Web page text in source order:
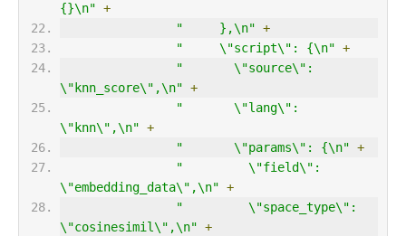
{}\n" +
"     },\n" +
"     \"script\": {\n" +
"       \"source\":
\"knn_score\",\n" +
"       \"lang\":
\"knn\",\n" +
"       \"params\": {\n" +
"         \"field\":
\"embedding_data\",\n" +
"         \"space_type\":
\"cosinesimil\",\n" +